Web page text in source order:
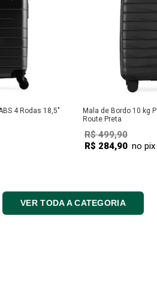
4 Rodas 18,5"
Mala de Bordo 10 kg
Route Preta
R$ 499,90
R$ 284,90 no pix
VER TODA A CATEGORIA